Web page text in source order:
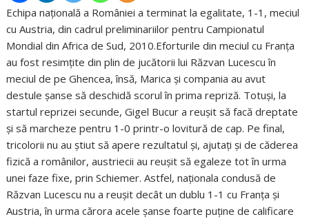
Echipa naţională a României a terminat la egalitate, 1-1, meciul
cu Austria, din cadrul preliminariilor pentru Campionatul
Mondial din Africa de Sud, 2010.Eforturile din meciul cu Franţa
au fost resimţite din plin de jucătorii lui Răzvan Lucescu în
meciul de pe Ghencea, însă, Marica şi compania au avut
destule şanse să deschidă scorul în prima repriză. Totuşi, la
startul reprizei secunde, Gigel Bucur a reuşit să facă dreptate
şi să marcheze pentru 1-0 printr-o lovitură de cap. Pe final,
tricolorii nu au ştiut să apere rezultatul şi, ajutaţi şi de căderea
fizică a românilor, austriecii au reuşit să egaleze tot în urma
unei faze fixe, prin Schiemer. Astfel, naţionala condusă de
Răzvan Lucescu nu a reuşit decât un dublu 1-1 cu Franţa şi
Austria, în urma cărora acele şanse foarte puţine de calificare